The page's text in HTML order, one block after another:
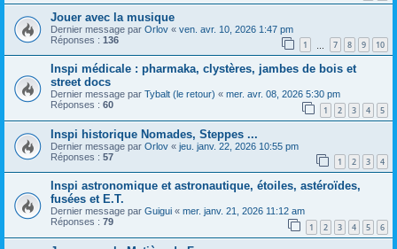
Jouer avec la musique
Dernier message par Orlov « ven. avr. 10, 2026 1:47 pm
Réponses : 136 1 7 8 9 10
Inspi médicale : pharmaka, clystères, jambes de bois et
street docs
Dernier message par Tybalt (le retour) « mer. avr. 08, 2026 5:30 pm
Réponses : 60 1 2 3 4 5
Inspi historique Nomades, Steppes ...
Dernier message par Orlov « jeu. janv. 22, 2026 10:55 pm
Réponses : 57 1 2 3 4
Inspi astronomique et astronautique, étoiles, astéroïdes,
fusées et E.T.
Dernier message par Guigui « mer. janv. 21, 2026 11:12 am
Réponses : 79 1 2 3 4 5 6